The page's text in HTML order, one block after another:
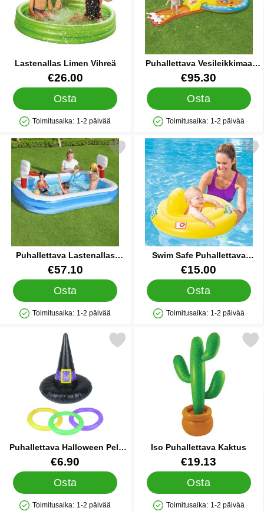
Lastenallas Limen Vihreä
Tuote.nro 35830
€26.00
Osta
Saatavuus: Varastossa
Toimitusaika: 1-2 päivää
Puhallettava Vesileikkimaa
Champ
Tuote.nro 36038
€95.30
Osta
Saatavuus: Varastossa
Toimitusaika: 1-2 päivää
Puhallettava Lastenallas
Koripallo
Tuote.nro 36046
€57.10
Osta
Saatavuus: Varastossa
Toimitusaika: 1-2 päivää
Merkitse puhallettava Lastenallas Koripallo suosikiksi
Swim Safe Puhallettava
Uimarengas Vauva
Tuote.nro 27362
€15.00
Osta
Saatavuus: Varastossa
Toimitusaika: 1-2 päivää
Merkitse swim Safe Puhallettava
Puhallettava Halloween Peli
Noitahattu
Tuote.nro 38701
€6.90
Osta
Toimitusaika: 1-2 päivää
puhallettava Halloween Peli Noitahattu suosikiksi
Iso Puhallettava Kaktus
Tuote.nro 85036
€19.13
Osta
Toimitusaika: 1-2 päivää
Merkitse iso